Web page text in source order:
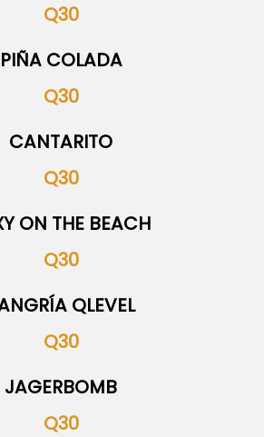
Q30
PIÑA COLADA
Q30
CANTARITO
Q30
ON THE BEACH
Q30
QLEVEL
Q30
JAGERBOMB
Q30